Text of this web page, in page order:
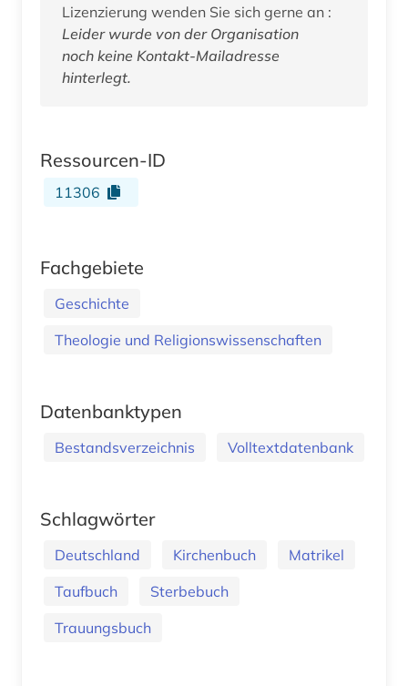
Lizenzierung wenden Sie sich gerne an :
Leider wurde von der Organisation
noch keine Kontakt-Mailadresse
hinterlegt.
Ressourcen-ID
11306
Fachgebiete
Geschichte
Theologie und Religionswissenschaften
Datenbanktypen
Bestandsverzeichnis Volltextdatenbank
Schlagwörter
Deutschland Kirchenbuch
Matrikel
Taufbuch
Sterbebuch
Trauungsbuch